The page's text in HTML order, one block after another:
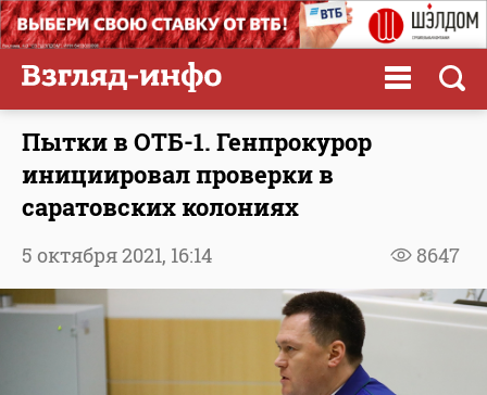
Пытки в ОТБ-1. Генпрокурор
инициировал проверки в
саратовских колониях
8647
5 октября 2021, 16:14